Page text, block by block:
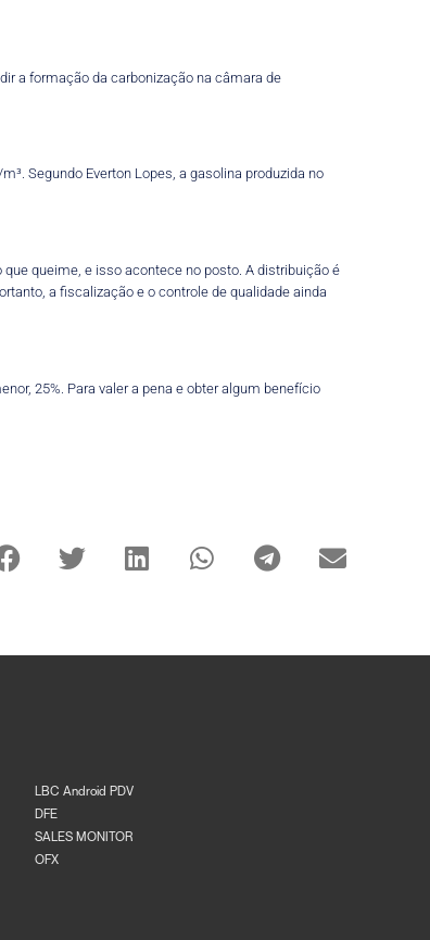
a formação da carbonização na câmara de
Segundo Everton Lopes, a gasolina produzida no
queime, e isso acontece no posto. A distribuição é
a fiscalização e o controle de qualidade ainda
25%. Para valer a pena e obter algum benefício
LBC Android PDV
DFE
SALES MONITOR
OFX